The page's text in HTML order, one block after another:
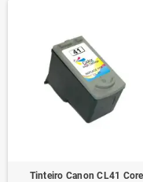
Tinteiro Canon CL41